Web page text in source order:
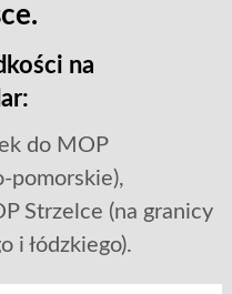
na
do MOP
pomorskie),
Strzelce (na granicy
i łódzkiego).